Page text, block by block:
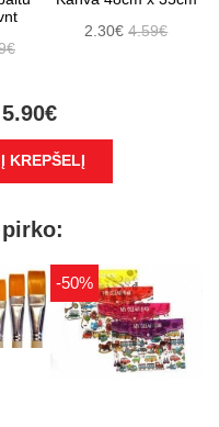
2.30€4.59€
5.90€
KREPŠELĮ
-50%